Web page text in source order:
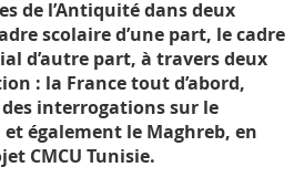
de l’Antiquité dans deux
scolaire d’une part, le cadre
d’autre part, à travers deux
: la France tout d’abord,
interrogations sur le
également le Maghreb, en
CMCU Tunisie.